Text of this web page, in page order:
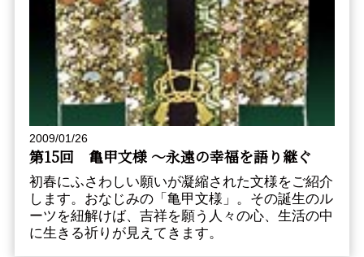
2009/01/26
第15回 亀甲文様 〜永遠の幸福を語り継ぐ
初春にふさわしい願いが凝縮された文様をご紹介
します。おなじみの「亀甲文様」。その誕生のル
ーツを紐解けば、吉祥を願う人々の心、生活の中
に生きる祈りが見えてきます。